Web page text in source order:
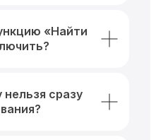
«Найти
сразу